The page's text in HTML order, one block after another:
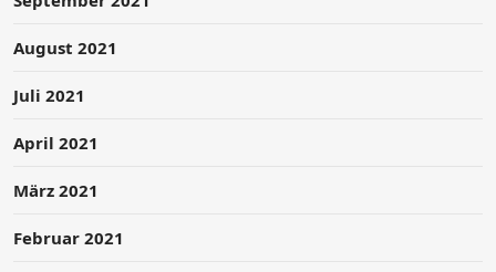
August 2021
Juli 2021
April 2021
März 2021
Februar 2021